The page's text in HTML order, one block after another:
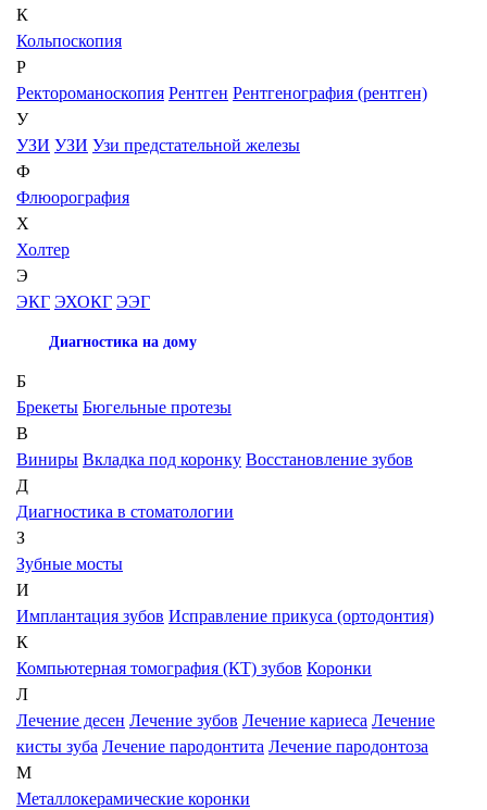
К
Кольпоскопия
Р
Ректороманоскопия Рентген Рентгенография (рентген)
У
УЗИ УЗИ Узи предстательной железы
Ф
Флюорография
Х
Холтер
Э
ЭКГ ЭХОКГ ЭЭГ
Диагностика на дому
Б
Брекеты Бюгельные протезы
В
Виниры Вкладка под коронку Восстановление зубов
Д
Диагностика в стоматологии
З
Зубные мосты
И
Имплантация зубов Исправление прикуса (ортодонтия)
К
Компьютерная томография (КТ) зубов Коронки
Л
Лечение десен Лечение зубов Лечение кариеса Лечение
кисты зуба Лечение пародонтита Лечение пародонтоза
М
Металлокерамические коронки